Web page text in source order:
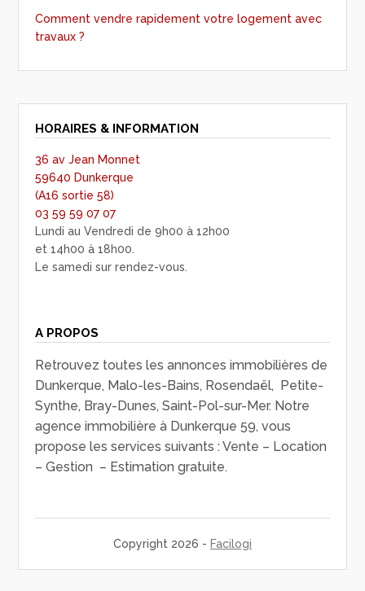
Comment vendre rapidement votre logement avec
travaux ?
HORAIRES & INFORMATION
36 av Jean Monnet
59640 Dunkerque
(A16 sortie 58)
03 59 59 07 07
Lundi au Vendredi de 9h00 à 12h00
et 14h00 à 18h00.
Le samedi sur rendez-vous.
A PROPOS
Retrouvez toutes les annonces immobilières de
Dunkerque, Malo-les-Bains, Rosendaël, Petite-
Synthe, Bray-Dunes, Saint-Pol-sur-Mer. Notre
agence immobilière à Dunkerque 59, vous
propose les services suivants : Vente – Location
– Gestion – Estimation gratuite.
Copyright 2026 - Facilogi